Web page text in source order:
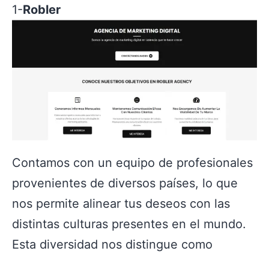
1-Robler
Contamos con un equipo de profesionales
provenientes de diversos países, lo que
nos permite alinear tus deseos con las
distintas culturas presentes en el mundo.
Esta diversidad nos distingue como